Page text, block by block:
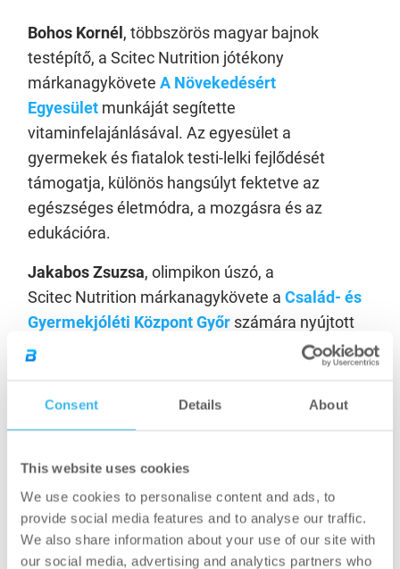
Consent Details About
This website uses cookies
We use cookies to personalise content and ads, to
provide social media features and to analyse our traffic.
We also share information about your use of our site with
our social media, advertising and analytics partners who
Bohos Kornél , többszörös magyar bajnok
testépítő, a Scitec Nutrition jótékony
márkanagykövete A Növekedésért
Egyesület munkáját segítette
vitaminfelajánlásával. Az egyesület a
gyermekek és fiatalok testi-lelki fejlődését
támogatja, különös hangsúlyt fektetve az
egészséges életmódra, a mozgásra és az
edukációra.
Jakabos Zsuzsa, olimpikon úszó, a
Scitec Nutrition márkanagykövete a Család- és
Gyermekjóléti Központ Győr számára nyújtott
támogatást. Az intézmény célja a gyermekek
krízishelyzetek megelőzése, komplex szociális
Kádár L. Gellért , színész, fitness influenszer, a
azIgazgyöngy Alapítványrészére ajánlotta fel a
vitaminokat. Az alapítvány hátrányos helyzetű,
mélyszegénységben élő gyermekek és